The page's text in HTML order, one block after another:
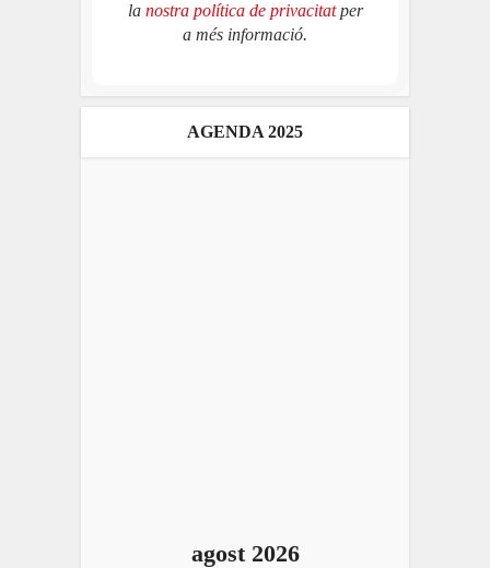
la nostra política de privacitatper
a més informació.
AGENDA 2025
agost 2026